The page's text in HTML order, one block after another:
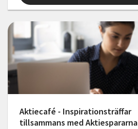
Aktiecafé - Inspirationsträffar
tillsammans med Aktiespararna